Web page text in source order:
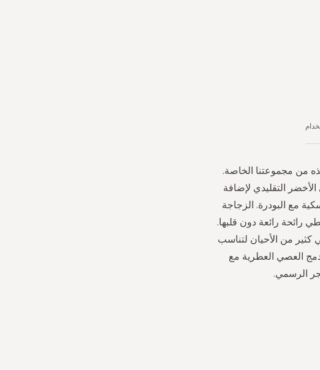
من مجموعتنا الخاصة.
التقليدي لإضافة
مع البودرة. الزجاجة
رائحة رائعة دون قلبها.
كثير من الأحيان لتناسب
لمدة تصل إلى 5 أشهر، يمكنك دمج العصي العطرية مع
الرسمي.